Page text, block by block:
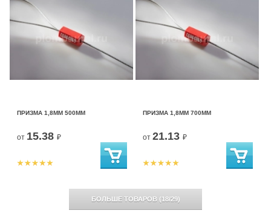
ПРИЗМА 1,8ММ 500ММ
от 15.38 ₽
ПРИЗМА 1,8ММ 700ММ
от 21.13 ₽
БОЛЬШЕ ТОВАРОВ(18/29)